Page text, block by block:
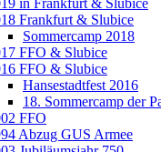
in Frankfurt & Slubice
Frankfurt & Slubice
Sommercamp 2018
FFO & Slubice
FFO & Slubice
Hansestadtfest 2016
18. Sommercamp der
FFO
Abzug GUS Armee